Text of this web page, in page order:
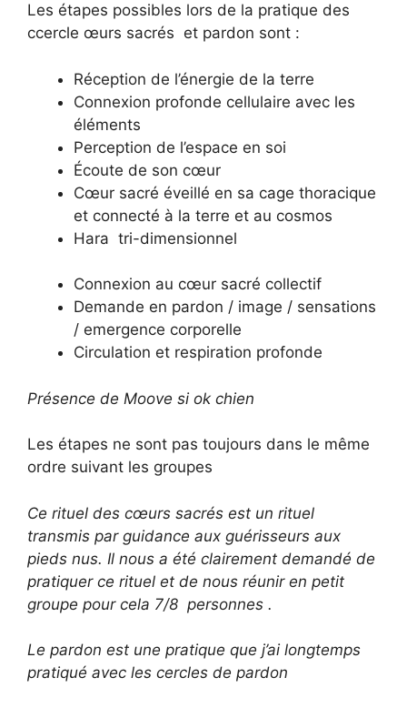
Les étapes possibles lors de la pratique des
ccercle œurs sacrés et pardon sont :
Réception de l’énergie de la terre
Connexion profonde cellulaire avec les
éléments
Perception de l’espace en soi
Écoute de son cœur
Cœur sacré éveillé en sa cage thoracique
et connecté à la terre et au cosmos
Hara tri-dimensionnel
Connexion au cœur sacré collectif
Demande en pardon / image / sensations
/ emergence corporelle
Circulation et respiration profonde
Présence de Moove si ok chien
Les étapes ne sont pas toujours dans le même
ordre suivant les groupes
Ce rituel des cœurs sacrés est un rituel
transmis par guidance aux guérisseurs aux
pieds nus. Il nous a été clairement demandé de
pratiquer ce rituel et de nous réunir en petit
groupe pour cela 7/8 personnes .
Le pardon est une pratique que j’ai longtemps
pratiqué avec les cercles de pardon